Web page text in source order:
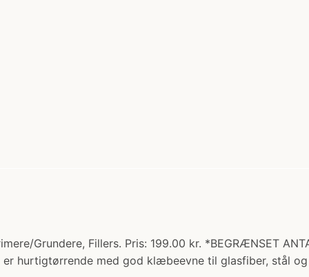
Grundere, Fillers. Pris: 199.00 kr. *BEGRÆNSET
hurtigtørrende med god klæbeevne til glasfiber, stål